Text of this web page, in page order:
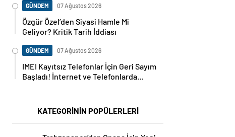
GÜNDEM 07 Ağustos 2026
Özgür Özel’den Siyasi Hamle Mi
Geliyor? Kritik Tarih İddiası
GÜNDEM 07 Ağustos 2026
IMEI Kayıtsız Telefonlar İçin Geri Sayım
Başladı! İnternet ve Telefonlarda
KATEGORİNİN POPÜLERLERİ